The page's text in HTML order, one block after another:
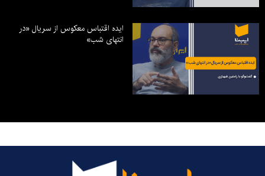
ایده اقتباس معکوس از سریال «در
انتهای شب»